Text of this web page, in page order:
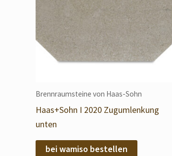
Brennraumsteine von Haas-Sohn
Haas+Sohn I 2020 Zugumlenkung
unten
bei wamiso bestellen